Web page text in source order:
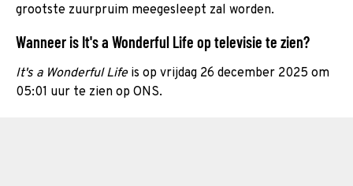
grootste zuurpruim meegesleept zal worden.
Wanneer is It's a Wonderful Life op televisie te zien?
It's a Wonderful Lifeis op vrijdag 26 december 2025 om
05:01 uur te zien op ONS.